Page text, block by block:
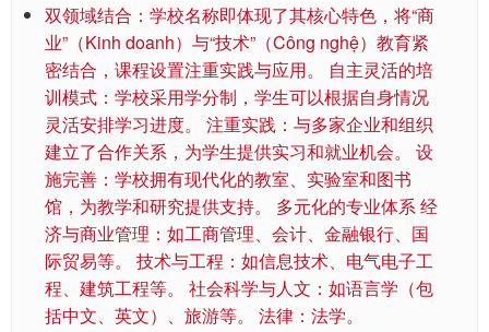
双领域结合：学校名称即体现了其核心特色，将“商
业”（Kinh doanh）与“技术”（Công nghệ）教育紧
密结合，课程设置注重实践与应用。 自主灵活的培
训模式：学校采用学分制，学生可以根据自身情况
灵活安排学习进度。 注重实践：与多家企业和组织
建立了合作关系，为学生提供实习和就业机会。 设
施完善：学校拥有现代化的教室、实验室和图书
馆，为教学和研究提供支持。 多元化的专业体系 经
济与商业管理：如工商管理、会计、金融银行、国
际贸易等。 技术与工程：如信息技术、电气电子工
程、建筑工程等。 社会科学与人文：如语言学（包
括中文、英文）、旅游等。 法律：法学。